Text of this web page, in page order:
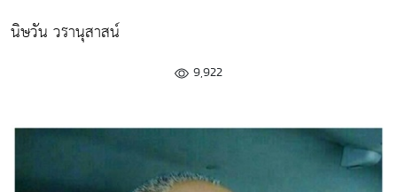
นิษวัน วรานุสาสน์
9,922